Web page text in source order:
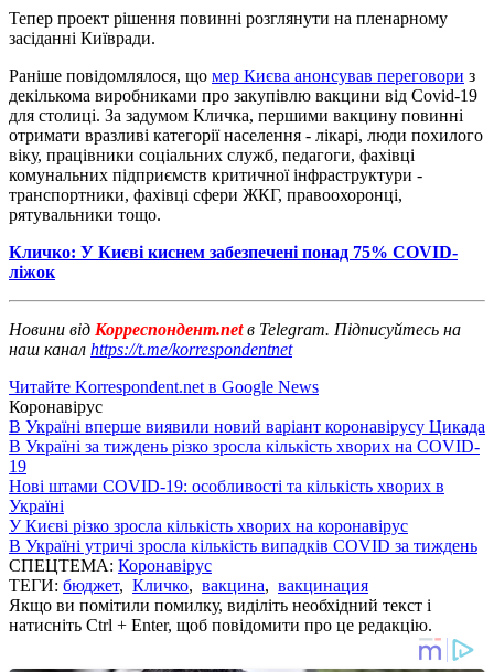
Тепер проект рішення повинні розглянути на пленарному
засіданні Київради.
Раніше повідомлялося, що мер Києва анонсував переговори з
декількома виробниками про закупівлю вакцини від Covid-19
для столиці. За задумом Кличка, першими вакцину повинні
отримати вразливі категорії населення - лікарі, люди похилого
віку, працівники соціальних служб, педагоги, фахівці
комунальних підприємств критичної інфраструктури -
транспортники, фахівці сфери ЖКГ, правоохоронці,
рятувальники тощо.
Кличко: У Києві киснем забезпечені понад 75% COVID-
ліжок
Новини від Корреспондент.netв Telegram. Підписуйтесь на
наш канал https://t.me/korrespondentnet
Читайте Korrespondent.net в Google News
Коронавірус
В Україні вперше виявили новий варіант коронавірусу Цикада
В Україні за тиждень різко зросла кількість хворих на COVID-
19
Нові штами COVID-19: особливості та кількість хворих в
Україні
У Києві різко зросла кількість хворих на коронавірус
В Україні утричі зросла кількість випадків COVID за тиждень
СПЕЦТЕМА: Коронавірус
ТЕГИ: бюджет, Кличко, вакцина, вакцинация
Якщо ви помітили помилку, виділіть необхідний текст і
натисніть Ctrl + Enter, щоб повідомити про це редакцію.